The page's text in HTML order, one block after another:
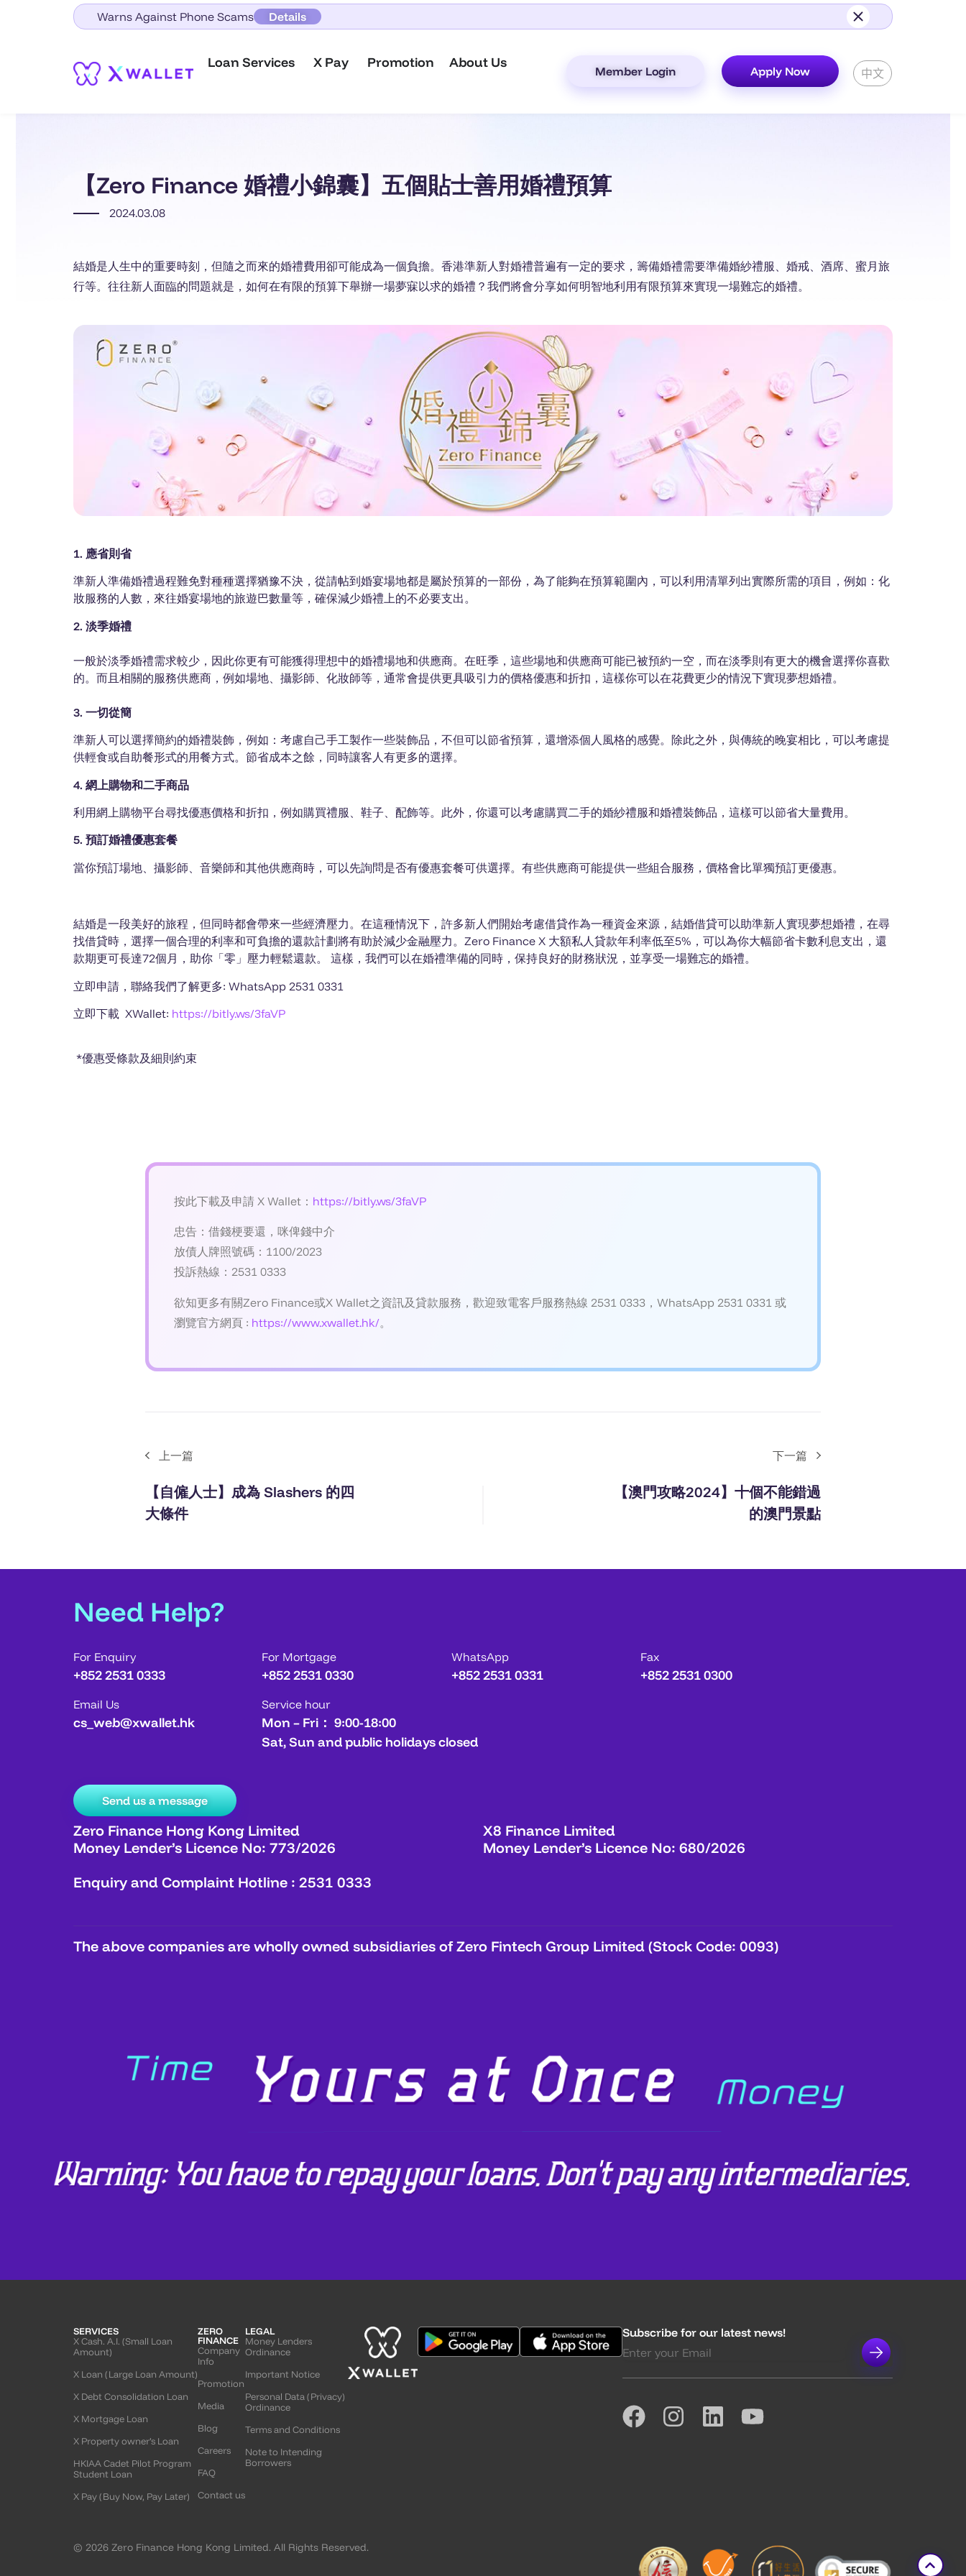
Warns Against Phone Scams Details
Loan Services X Pay Promotion About Us
Member Login Apply Now 中文
【Zero Finance 婚禮小錦囊】五個貼士善用婚禮預算
2024.03.08
結婚是人生中的重要時刻，但隨之而來的婚禮費用卻可能成為一個負擔。香港準新人對婚禮普遍有一定的要求，籌備婚禮需要準備婚紗禮服、婚戒、酒席、蜜月旅
行等。往往新人面臨的問題就是，如何在有限的預算下舉辦一場夢寐以求的婚禮？我們將會分享如何明智地利用有限預算來實現一場難忘的婚禮。
1. 應省則省
準新人準備婚禮過程難免對種種選擇猶豫不決，從請帖到婚宴場地都是屬於預算的一部份，為了能夠在預算範圍內，可以利用清單列出實際所需的項目，例如：化
妝服務的人數，來往婚宴場地的旅遊巴數量等，確保減少婚禮上的不必要支出。
2. 淡季婚禮
一般於淡季婚禮需求較少，因此你更有可能獲得理想中的婚禮場地和供應商。在旺季，這些場地和供應商可能已被預約一空，而在淡季則有更大的機會選擇你喜歡
的。而且相關的服務供應商，例如場地、攝影師、化妝師等，通常會提供更具吸引力的價格優惠和折扣，這樣你可以在花費更少的情況下實現夢想婚禮。
3. 一切從簡
準新人可以選擇簡約的婚禮裝飾，例如：考慮自己手工製作一些裝飾品，不但可以節省預算，還增添個人風格的感覺。除此之外，與傳統的晚宴相比，可以考慮提
供輕食或自助餐形式的用餐方式。節省成本之餘，同時讓客人有更多的選擇。
4. 網上購物和二手商品
利用網上購物平台尋找優惠價格和折扣，例如購買禮服、鞋子、配飾等。此外，你還可以考慮購買二手的婚紗禮服和婚禮裝飾品，這樣可以節省大量費用。
5. 預訂婚禮優惠套餐
當你預訂場地、攝影師、音樂師和其他供應商時，可以先詢問是否有優惠套餐可供選擇。有些供應商可能提供一些組合服務，價格會比單獨預訂更優惠。
結婚是一段美好的旅程，但同時都會帶來一些經濟壓力。在這種情況下，許多新人們開始考慮借貸作為一種資金來源，結婚借貸可以助準新人實現夢想婚禮，在尋
找借貸時，選擇一個合理的利率和可負擔的還款計劃將有助於減少金融壓力。Zero Finance X 大額私人貸款年利率低至5%，可以為你大幅節省卡數利息支出，還
款期更可長達72個月，助你「零」壓力輕鬆還款。 這樣，我們可以在婚禮準備的同時，保持良好的財務狀況，並享受一場難忘的婚禮。
立即申請，聯絡我們了解更多: WhatsApp 2531 0331
立即下載 XWallet: https://bitly.ws/3faVP
*優惠受條款及細則約束
按此下載及申請 X Wallet： https://bitly.ws/3faVP
忠告：借錢梗要還，咪俾錢中介
放債人牌照號碼：1100/2023
投訴熱線：2531 0333
欲知更多有關Zero Finance或X Wallet之資訊及貸款服務，歡迎致電客戶服務熱線 2531 0333，WhatsApp 2531 0331 或
瀏覽官方網頁 : https://www.xwallet.hk/。
下一篇
【澳門攻略2024】十個不能錯過
的澳門景點
上一篇
【自僱人士】成為 Slashers 的四
大條件
Need Help?
For Enquiry
+852 2531 0333
Email Us
cs_web@xwallet.hk
For Mortgage
+852 2531 0330
WhatsApp
+852 2531 0331
Fax
+852 2531 0300
Service hour
Mon – Fri： 9:00-18:00
Sat, Sun and public holidays closed
Send us a message
Zero Finance Hong Kong Limited
Money Lender’s Licence No: 773/2026
X8 Finance Limited
Money Lender’s Licence No: 680/2026
Enquiry and Complaint Hotline : 2531 0333
The above companies are wholly owned subsidiaries of Zero Fintech Group Limited (Stock Code: 0093)
SERVICES
X Cash. A.I. (Small Loan
Amount)
X Loan (Large Loan Amount)
X Debt Consolidation Loan
X Mortgage Loan
X Property owner’s Loan
HKIAA Cadet Pilot Program
Student Loan
X Pay (Buy Now, Pay Later)
ZERO
FINANCE
Company
Info
Promotion
Media
Blog
Careers
FAQ
Contact us
LEGAL
Money Lenders
Ordinance
Important Notice
Personal Data (Privacy)
Ordinance
Terms and Conditions
Note to Intending
Borrowers
Subscribe for our latest news!
© 2026 Zero Finance Hong Kong Limited. All Rights Reserved.